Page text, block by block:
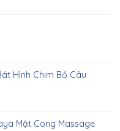
Hình Chim Bồ Câu
Mặt Cong Massage